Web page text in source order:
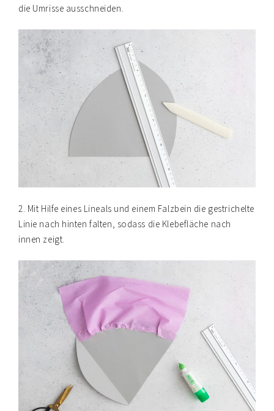
die Umrisse ausschneiden.
2. Mit Hilfe eines Lineals und einem Falzbein die gestrichelte
Linie nach hinten falten, sodass die Klebefläche nach
innen zeigt.